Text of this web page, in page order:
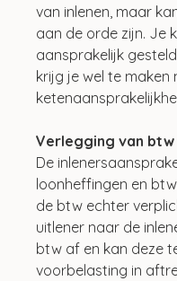
van inlenen, maar
aan de orde zijn. Je
aansprakelijk
krijg je wel te maken
Verlegging van btw
De
loonheffingen en
de btw echter
uitlener naar de
btw af en kan deze
voorbelasting in